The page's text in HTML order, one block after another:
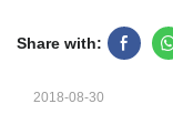
Share with:
2018-08-30